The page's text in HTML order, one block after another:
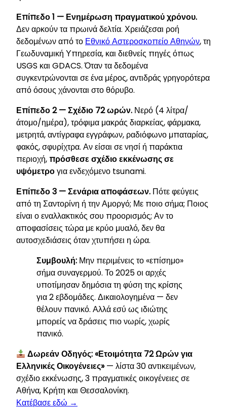
Επίπεδο 1 — Ενημέρωση πραγματικού χρόνου.
Δεν αρκούν τα πρωινά δελτία. Χρειάζεσαι ροή
δεδομένων από το Εθνικό Αστεροσκοπείο Αθηνών, τη
Γεωδυναμική Υπηρεσία, και διεθνείς πηγές όπως
USGS και GDACS. Όταν τα δεδομένα
συγκεντρώνονται σε ένα μέρος, αντιδράς γρηγορότερα
από όσους χάνονται στο θόρυβο.
Επίπεδο 2 — Σχέδιο 72 ωρών. Νερό (4 λίτρα/
άτομο/ημέρα), τρόφιμα μακράς διαρκείας, φάρμακα,
μετρητά, αντίγραφα εγγράφων, ραδιόφωνο μπαταρίας,
φακός, σφυρίχτρα. Αν είσαι σε νησί ή παράκτια
περιοχή, πρόσθεσε σχέδιο εκκένωσης σε
υψόμετρογια ενδεχόμενο tsunami.
Επίπεδο 3 — Σενάρια αποφάσεων. Πότε φεύγεις
από τη Σαντορίνη ή την Αμοργό; Με ποιο σήμα; Ποιος
είναι ο εναλλακτικός σου προορισμός; Αν το
αποφασίσεις τώρα με κρύο μυαλό, δεν θα
αυτοσχεδιάσεις όταν χτυπήσει η ώρα.
Συμβουλή: Μην περιμένεις το «επίσημο»
σήμα συναγερμού. Το 2025 οι αρχές
υποτίμησαν δημόσια τη φύση της κρίσης
για 2 εβδομάδες. Δικαιολογημένα — δεν
θέλουν πανικό. Αλλά εσύ ως ιδιώτης
μπορείς να δράσεις πιο νωρίς, χωρίς
πανικό.
Δωρεάν Οδηγός: «Ετοιμότητα 72 Ωρών για
Ελληνικές Οικογένειες»— λίστα 30 αντικειμένων,
σχέδιο εκκένωσης, 3 πραγματικές οικογένειες σε
Αθήνα, Κρήτη και Θεσσαλονίκη.
Κατέβασε εδώ →